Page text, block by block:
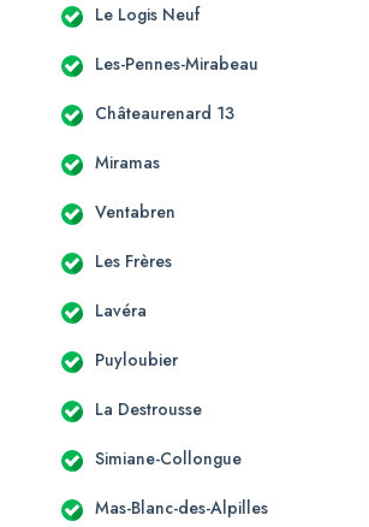
Le Logis Neuf
Les-Pennes-Mirabeau
Châteaurenard 13
Miramas
Ventabren
Les Frères
Lavéra
Puyloubier
La Destrousse
Simiane-Collongue
Mas-Blanc-des-Alpilles